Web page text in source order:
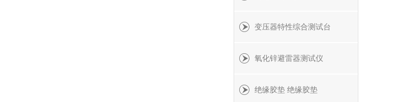
变压器特性综合测试台
氧化锌避雷器测试仪
绝缘胶垫 绝缘胶垫